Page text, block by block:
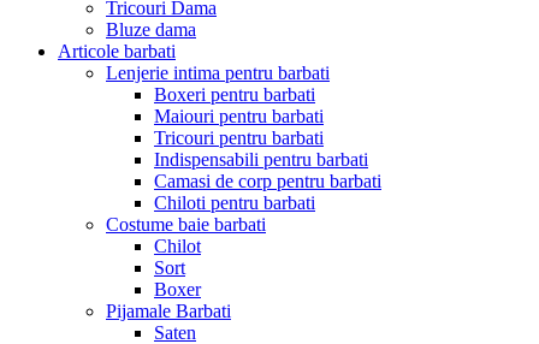
Tricouri Dama
Bluze dama
Articole barbati
Lenjerie intima pentru barbati
Boxeri pentru barbati
Maiouri pentru barbati
Tricouri pentru barbati
Indispensabili pentru barbati
Camasi de corp pentru barbati
Chiloti pentru barbati
Costume baie barbati
Chilot
Sort
Boxer
Pijamale Barbati
Saten